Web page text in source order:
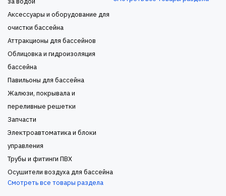
Аксессуары и оборудование для
очистки бассейна
Аттракционы для бассейнов
Облицовка и гидроизоляция
бассейна
Павильоны для бассейна
Жалюзи, покрывала и
переливные решетки
Запчасти
Электроавтоматика и блоки
управления
Трубы и фитинги ПВХ
Осушители воздуха для бассейна
Смотреть все товары раздела